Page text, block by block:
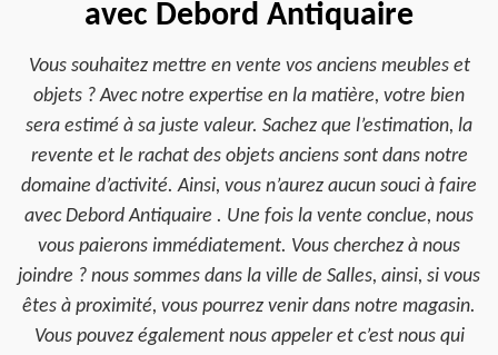
avec Debord Antiquaire
Vous souhaitez mettre en vente vos anciens meubles et
objets ? Avec notre expertise en la matière, votre bien
sera estimé à sa juste valeur. Sachez que l’estimation, la
revente et le rachat des objets anciens sont dans notre
domaine d’activité. Ainsi, vous n’aurez aucun souci à faire
avec Debord Antiquaire . Une fois la vente conclue, nous
vous paierons immédiatement. Vous cherchez à nous
joindre ? nous sommes dans la ville de Salles, ainsi, si vous
êtes à proximité, vous pourrez venir dans notre magasin.
Vous pouvez également nous appeler et c’est nous qui